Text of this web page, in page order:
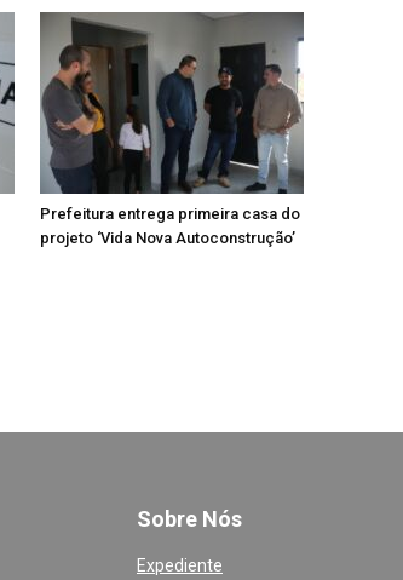
Prefeitura entrega primeira casa do
projeto ‘Vida Nova Autoconstrução’
Sobre Nós
Expediente